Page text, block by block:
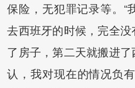
保险，无犯罪记录等。“
去西班牙的时候，完全
了房子，第二天就搬进
认，我对现在的情况负